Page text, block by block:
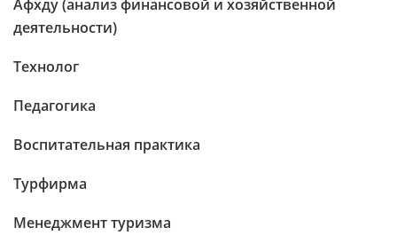
Афхду (анализ финансовой и хозяйственной
деятельности)
Технолог
Педагогика
Воспитательная практика
Турфирма
Менеджмент туризма